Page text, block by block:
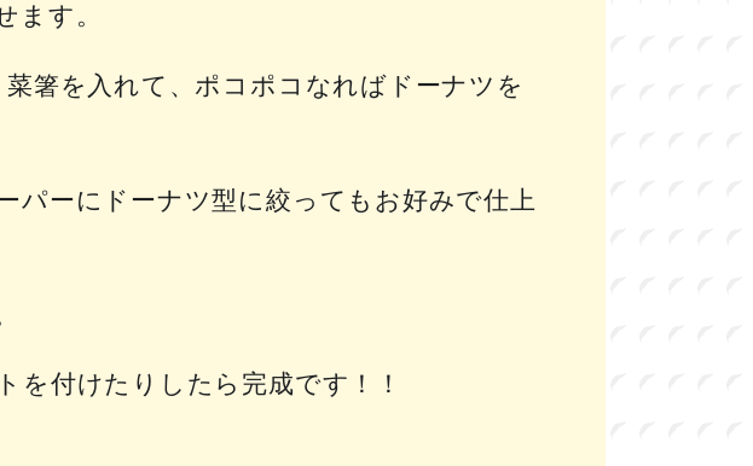
ます。
箸を入れて、ポコポコなればドーナツを
パーにドーナツ型に絞ってもお好みで仕上
を付けたりしたら完成です！！